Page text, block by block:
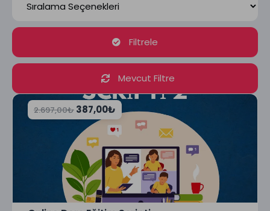
Filtrele
Mevcut Filtre
2.697,00₺ 387,00₺